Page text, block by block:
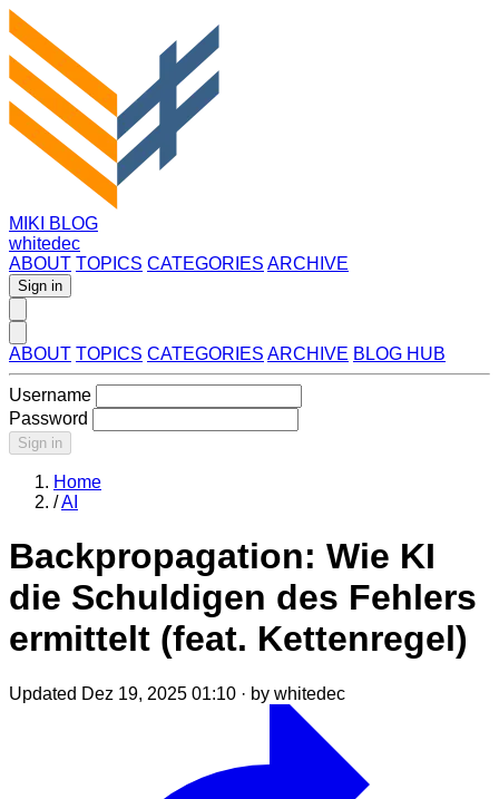
MIKI BLOG
whitedec
ABOUT TOPICS CATEGORIES ARCHIVE
Sign in
ABOUT TOPICS CATEGORIES ARCHIVE BLOG HUB
Username
Password
Sign in
Home
/AI
Backpropagation: Wie KI
die Schuldigen des Fehlers
ermittelt (feat. Kettenregel)
Updated Dez 19, 2025 01:10 · by whitedec